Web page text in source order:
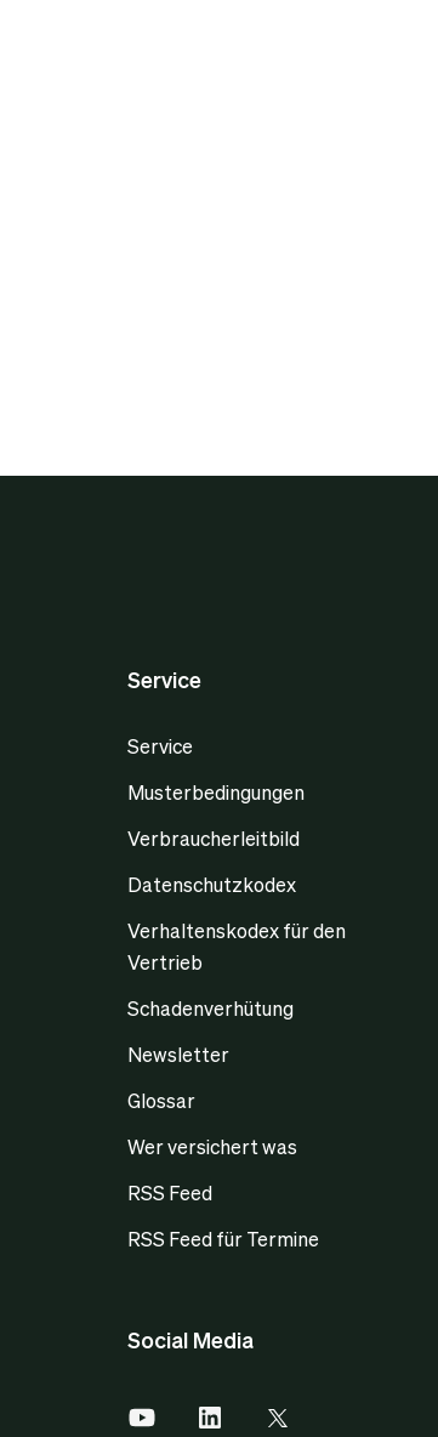
Service
Service
Musterbedingungen
Verbraucherleitbild
Datenschutzkodex
Verhaltenskodex für den
Vertrieb
Schadenverhütung
Newsletter
Glossar
Wer versichert was
RSS Feed
RSS Feed für Termine
Social Media